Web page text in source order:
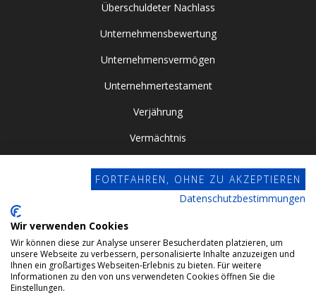
Überschuldeter Nachlass
Unternehmensbewertung
Unternehmensvermögen
Unternehmertestament
Verjährung
Vermächtnis
Vorsorgevollmacht
Datenschutz
Impressum
FORTFAHREN, OHNE ZU AKZEPTIEREN
Datenschutzbestimmungen
Wir verwenden Cookies
Wir können diese zur Analyse unserer Besucherdaten platzieren, um
unsere Webseite zu verbessern, personalisierte Inhalte anzuzeigen und
Ihnen ein großartiges Webseiten-Erlebnis zu bieten. Für weitere
Informationen zu den von uns verwendeten Cookies öffnen Sie die
Einstellungen.